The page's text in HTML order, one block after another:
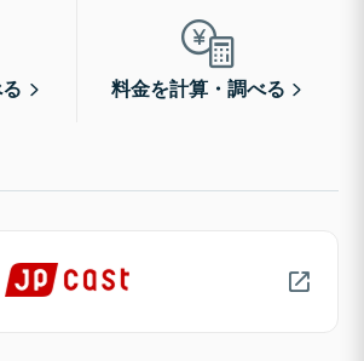
料金を計算・調べる